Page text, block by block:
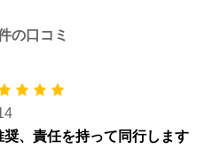
の口コミ
奨、責任を持って同行します